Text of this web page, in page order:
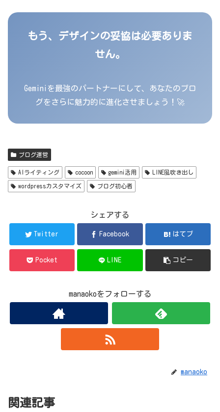
もう、デザインの妥協は必要ありま
せん。
Geminiを最強のパートナーにして、あなたのブロ
グをさらに魅力的に進化させましょう！🚀
ブログ運営
AIライティング cocoon gemini活用 LINE風吹き出し
wordpressカスタマイズ ブログ初心者
シェアする
Twitter Facebook はてブ
Pocket LINE コピー
manaokoをフォローする
manaoko
関連記事